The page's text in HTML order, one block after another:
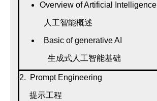
Overview of Artificial Intelligence
人工智能概述
Basic of generative AI
生成式人工智能基础
2. Prompt Engineering
提示工程